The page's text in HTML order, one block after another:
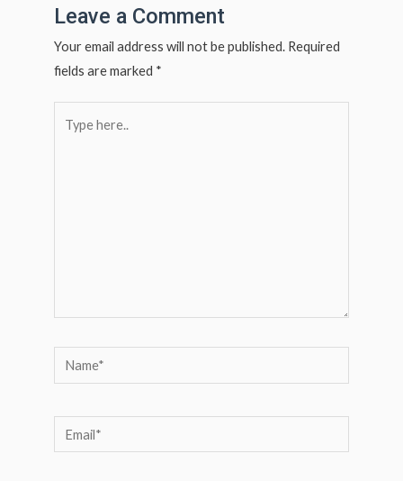
p
p
Leave a Comment
Your email address will not be published. Required
fields are marked *
Name*
Email*